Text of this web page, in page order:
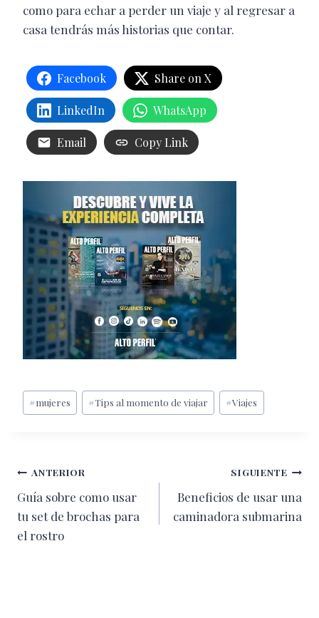
como para echar a perder un viaje y al regresar a
casa tendrás más historias que contar.
Facebook Share on X
LinkedIn WhatsApp
Email Copy Link
Etiquetas
de
#mujeres #Tips al momento de viajar #Viajes
Navegación
de
entradas
ANTERIOR
Guía sobre como usar
tu set de brochas para
el rostro
SIGUIENTE
Beneficios de usar una
caminadora submarina